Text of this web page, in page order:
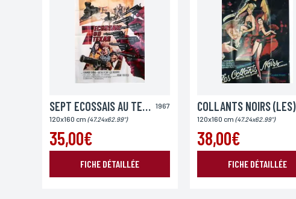
Adresse
Ville
Lieu de livraison*
Europe Monde
1967
SEPT ECOSSAIS AU TEXAS ( 7 )
120x160 cm (47.24x62.99")
35,00€
FICHE DÉTAILLÉE
COLLANTS NOIRS (LES)
120x160 cm (47.24x62.99")
38,00€
FICHE DÉTAILLÉE